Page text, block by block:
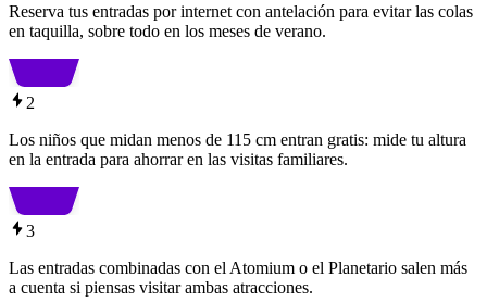
Reserva tus entradas por internet con antelación para evitar las colas
en taquilla, sobre todo en los meses de verano.
2
Los niños que midan menos de 115 cm entran gratis: mide tu altura
en la entrada para ahorrar en las visitas familiares.
3
Las entradas combinadas con el Atomium o el Planetario salen más
a cuenta si piensas visitar ambas atracciones.